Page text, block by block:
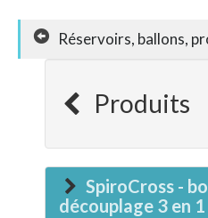
Réservoirs, ballons,
Produits
SpiroCross -
découplage 3 en 1